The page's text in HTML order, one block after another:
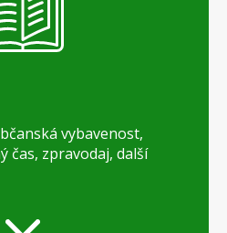
vybavenost,
čas, zpravodaj, další